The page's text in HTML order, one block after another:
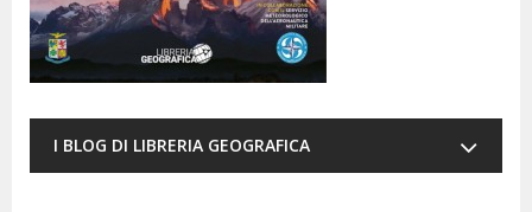
I BLOG DI LIBRERIA GEOGRAFICA